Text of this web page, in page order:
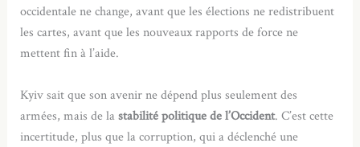
occidentale ne change, avant que les élections ne redistribuent
les cartes, avant que les nouveaux rapports de force ne
mettent fin à l’aide.
Kyiv sait que son avenir ne dépend plus seulement des
armées, mais de lastabilité politique de l’Occident. C’est cette
incertitude, plus que la corruption, qui a déclenché une